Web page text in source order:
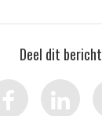
Deel dit bericht